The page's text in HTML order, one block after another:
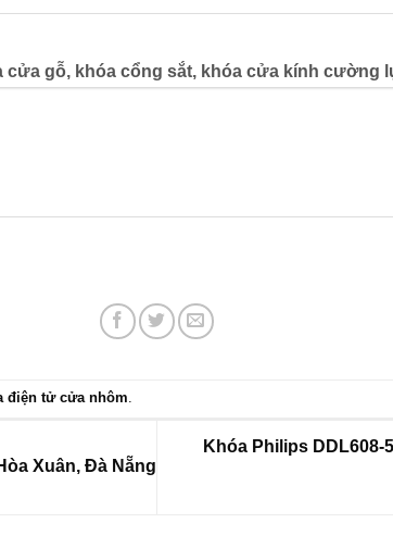
cửa gỗ, khóa cổng sắt, khóa cửa kính cường
điện tử cửa nhôm.
Xuân, Đà Nẵng
Khóa Philips DDL608-